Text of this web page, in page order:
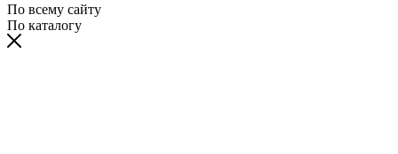
По всему сайту
По каталогу